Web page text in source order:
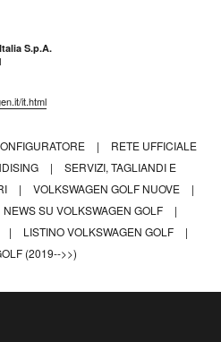
S.p.A.
it.html
|
RETE UFFICIALE
|
SERVIZI, TAGLIANDI E
| VOLKSWAGEN GOLF NUOVE
|
NEWS SU VOLKSWAGEN GOLF
|
| LISTINO VOLKSWAGEN GOLF
|
(2019-->>)